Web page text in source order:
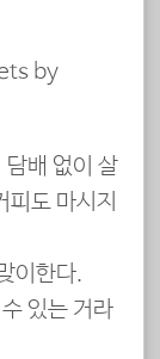
by
담배 없이 살
피도 마시지
이한다.
있는 거라